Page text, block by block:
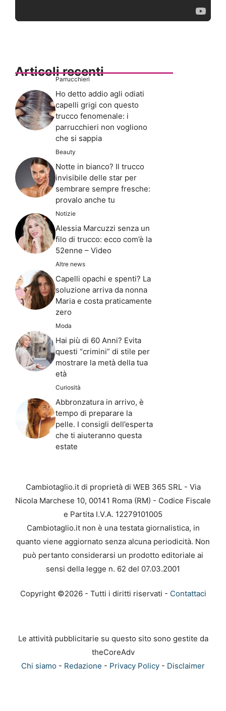
Articoli recenti
Parrucchieri
Ho detto addio agli odiati
capelli grigi con questo
trucco fenomenale: i
parrucchieri non vogliono
che si sappia
Beauty
Notte in bianco? Il trucco
invisibile delle star per
sembrare sempre fresche:
provalo anche tu
Notizie
Alessia Marcuzzi senza un
filo di trucco: ecco com’è la
52enne – Video
Altre news
Capelli opachi e spenti? La
soluzione arriva da nonna
Maria e costa praticamente
zero
Moda
Hai più di 60 Anni? Evita
questi “crimini” di stile per
mostrare la metà della tua
età
Curiosità
Abbronzatura in arrivo, è
tempo di preparare la
pelle. I consigli dell’esperta
che ti aiuteranno questa
estate
Cambiotaglio.it di proprietà di WEB 365 SRL - Via
Nicola Marchese 10, 00141 Roma (RM) - Codice Fiscale
e Partita I.V.A. 12279101005
Cambiotaglio.it non è una testata giornalistica, in
quanto viene aggiornato senza alcuna periodicità. Non
può pertanto considerarsi un prodotto editoriale ai
sensi della legge n. 62 del 07.03.2001
Copyright ©2026 - Tutti i diritti riservati - Contattaci
Le attività pubblicitarie su questo sito sono gestite da
theCoreAdv
Chi siamo - Redazione - Privacy Policy - Disclaimer